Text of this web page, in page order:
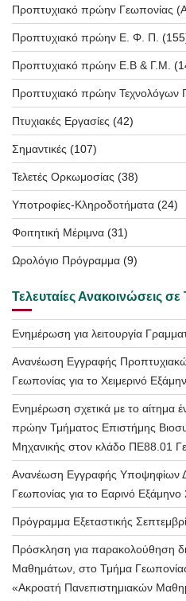
Προπτυχιακό πρώην Γεωπονίας
Προπτυχιακό πρώην Ε. Φ. Π.
Προπτυχιακό πρώην Ε.Β & Γ.Μ.
Προπτυχιακό πρώην Τεχνολόγων
Πτυχιακές Εργασίες (42)
Σημαντικές (107)
Τελετές Ορκωμοσίας (38)
Υποτροφίες-Κληροδοτήματα (24)
Φοιτητική Μέριμνα (31)
Ωρολόγιο Πρόγραμμα (9)
Τελευταίες Ανακοινώσεις σε
Ενημέρωση για λειτουργία
Ανανέωση Εγγραφής
Γεωπονίας για το Χειμερινό
Ενημέρωση σχετικά με το αίτημα
πρώην Τμήματος Επιστήμης
Μηχανικής στον κλάδο ΠΕ88.01
Ανανέωση Εγγραφής Υποψηφίων
Γεωπονίας για το Εαρινό
Πρόγραμμα Εξεταστικής
Πρόσκληση για παρακολούθηση
Μαθημάτων, στο Τμήμα
«Ακροατή Πανεπιστημιακών